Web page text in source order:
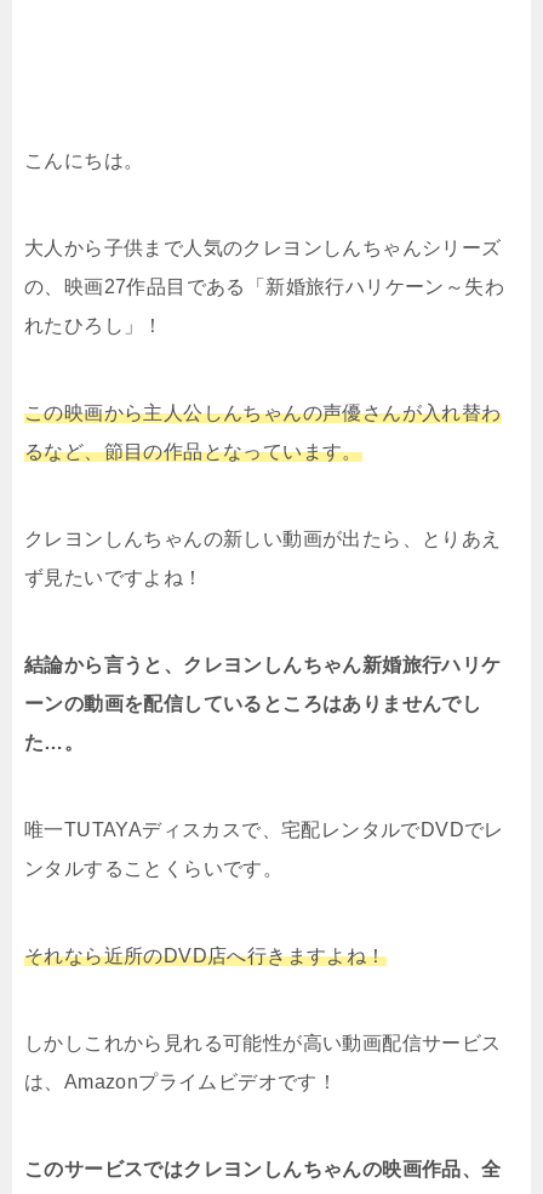
こんにちは。
大人から子供まで人気のクレヨンしんちゃんシリーズ
の、映画27作品目である「新婚旅行ハリケーン～失わ
れたひろし」！
この映画から主人公しんちゃんの声優さんが入れ替わ
るなど、節目の作品となっています。
クレヨンしんちゃんの新しい動画が出たら、とりあえ
ず見たいですよね！
結論から言うと、クレヨンしんちゃん新婚旅行ハリケ
ーンの動画を配信しているところはありませんでし
た…。
唯一TUTAYAディスカスで、宅配レンタルでDVDでレ
ンタルすることくらいです。
それなら近所のDVD店へ行きますよね！
しかしこれから見れる可能性が高い動画配信サービス
は、Amazonプライムビデオです！
このサービスではクレヨンしんちゃんの映画作品、全